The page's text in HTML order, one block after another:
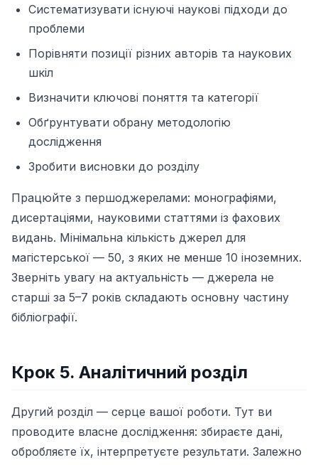
Систематизувати існуючі наукові підходи до
проблеми
Порівняти позиції різних авторів та наукових
шкіл
Визначити ключові поняття та категорії
Обґрунтувати обрану методологію
дослідження
Зробити висновки до розділу
Працюйте з першоджерелами: монографіями,
дисертаціями, науковими статтями із фахових
видань. Мінімальна кількість джерел для
магістерської — 50, з яких не менше 10 іноземних.
Зверніть увагу на актуальність — джерела не
старші за 5–7 років складають основну частину
бібліографії.
Крок 5. Аналітичний розділ
Другий розділ — серце вашої роботи. Тут ви
проводите власне дослідження: збираєте дані,
обробляєте їх, інтерпретуєте результати. Залежно